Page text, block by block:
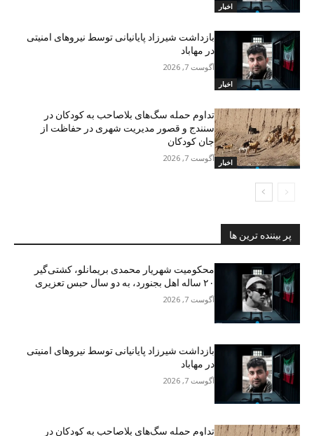
اخبار
اخبار
بازداشت شیرزاد پایانیانی توسط نیروهای امنیتی
در مهاباد
آگوست 7, 2026
اخبار
تداوم حمله سگ‌های بلاصاحب به کودکان در
سنندج و قصور مدیریت شهری در حفاظت از
جان کودکان
آگوست 7, 2026
پر بیننده ترین ها
محکومیت شهریار محمدی بریمانلو، کشتی‌گیر
۲۰ ساله اهل بجنورد، به دو سال حبس تعزیری
آگوست 7, 2026
بازداشت شیرزاد پایانیانی توسط نیروهای امنیتی
در مهاباد
آگوست 7, 2026
تداوم حمله سگ‌های بلاصاحب به کودکان در